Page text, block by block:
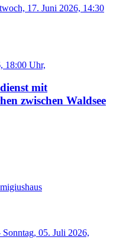
17. Juni 2026, 14:30
18:00 Uhr,
mit
zwischen Waldsee
05. Juli 2026,